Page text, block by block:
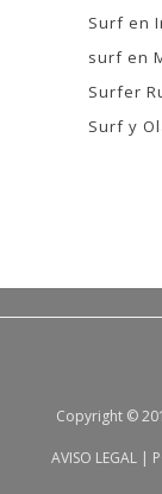
Surf en
surf en
Surfer
Surf y
Copyright ©
AVISO LEGAL|